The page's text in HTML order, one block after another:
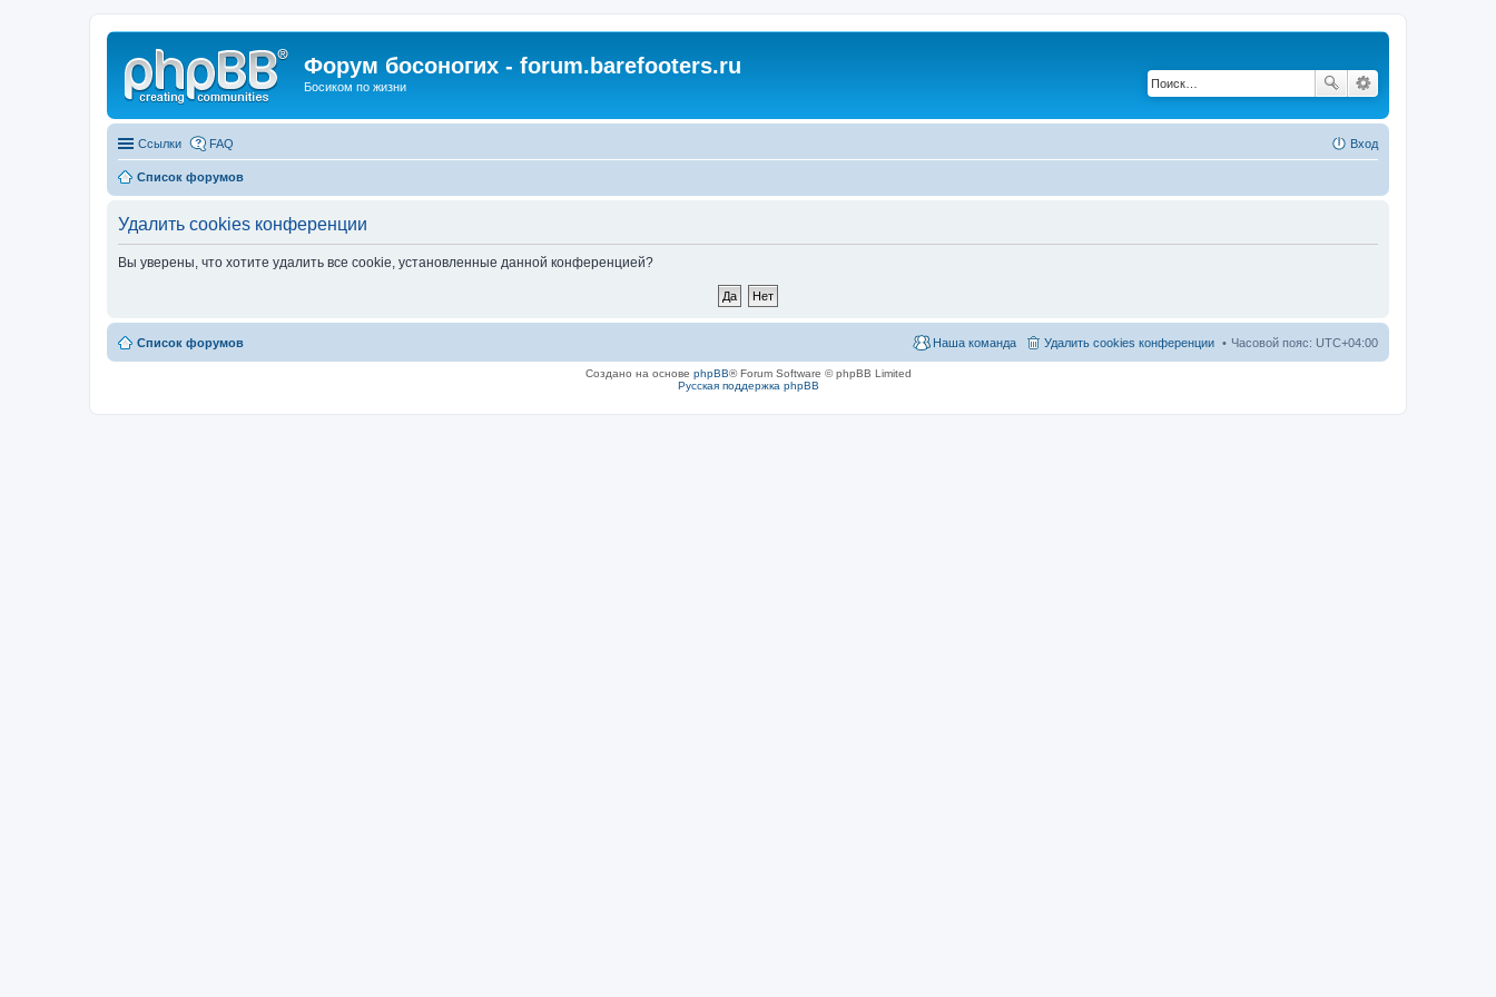
Форум босоногих - forum.barefooters.ru
Босиком по жизни
Ссылки FAQ Вход
Список форумов
Удалить cookies конференции
Вы уверены, что хотите удалить все cookie, установленные данной конференцией?
Список форумов Часовой пояс: UTC+04:00
Удалить cookies конференции
Наша команда
Создано на основе phpBB® Forum Software © phpBB Limited
Русская поддержка phpBB